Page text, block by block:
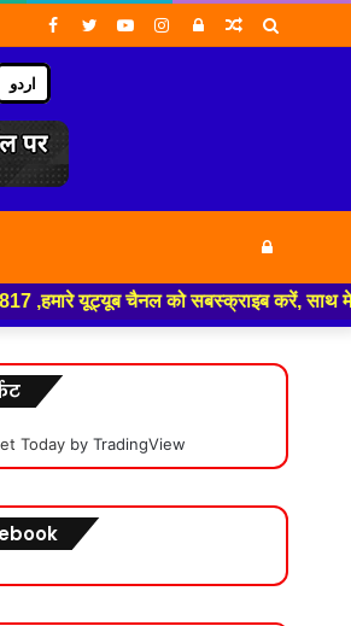
Random
Log
Instagram
YouTube
Twitter
Facebook
اردو
Log
In
यूट्यूब चैनल को सबस्क्राइब करें, साथ मे
Today by TradingView